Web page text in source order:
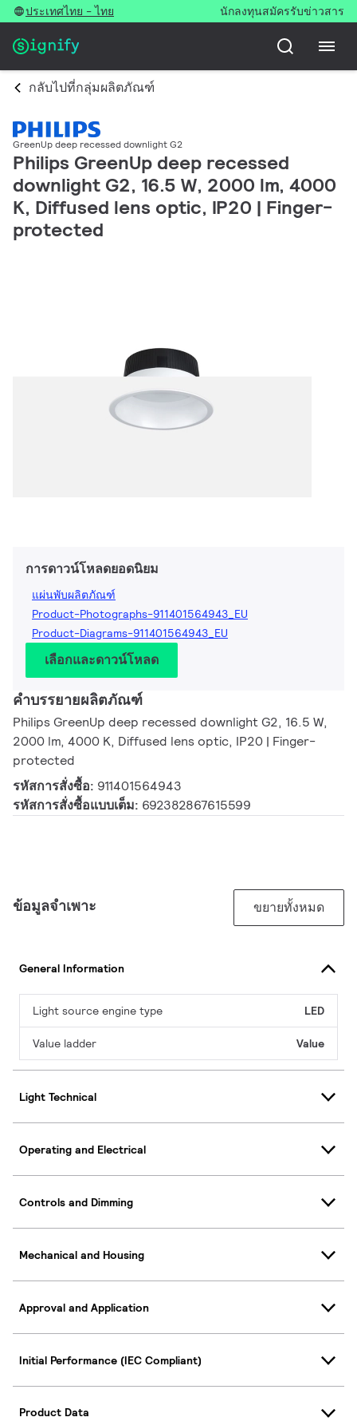
ประเทศไทย - ไทย นักลงทุนสมัครรับข่าวสาร
กลับไปที่กลุ่มผลิตภัณฑ์
GreenUp deep recessed downlight G2
Philips GreenUp deep recessed
downlight G2, 16.5 W, 2000 lm, 4000
K, Diffused lens optic, IP20 | Finger-
protected
การดาวน์โหลดยอดนิยม
แผ่นพับผลิตภัณฑ์
Product-Photographs-911401564943_EU
Product-Diagrams-911401564943_EU
เลือกและดาวน์โหลด
คำบรรยายผลิตภัณฑ์
Philips GreenUp deep recessed downlight G2, 16.5 W,
2000 lm, 4000 K, Diffused lens optic, IP20 | Finger-
protected
รหัสการสั่งซื้อ: 911401564943
รหัสการสั่งซื้อแบบเต็ม: 692382867615599
ข้อมูลจำเพาะ ขยายทั้งหมด
General Information
Light source engine type LED
Value ladder Value
Light Technical
Operating and Electrical
Controls and Dimming
Mechanical and Housing
Approval and Application
Initial Performance (IEC Compliant)
Product Data